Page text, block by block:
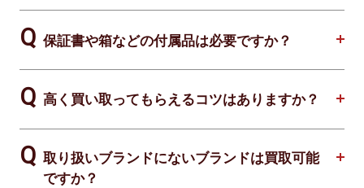
保証書や箱などの付属品は必要ですか？
高く買い取ってもらえるコツはありますか？
取り扱いブランドにないブランドは買取可能
ですか？